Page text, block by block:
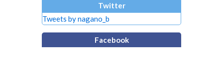
Twitter
Tweets by nagano_b
Facebook